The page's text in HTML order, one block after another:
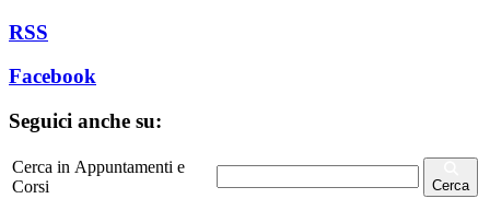
RSS
Facebook
Seguici anche su:
Cerca in Appuntamenti e
Corsi
Cerca